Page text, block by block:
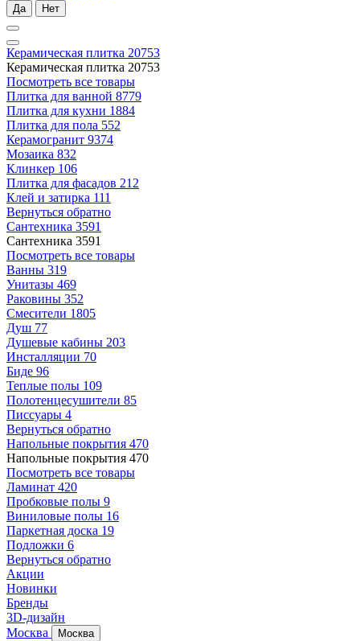
Да Нет
Керамическая плитка 20753
Керамическая плитка 20753
Посмотреть все товары
Плитка для ванной 8779
Плитка для кухни 1884
Плитка для пола 552
Керамогранит 9374
Мозаика 832
Клинкер 106
Плитка для фасадов 212
Клей и затирка 111
Вернуться обратно
Сантехника 3591
Сантехника 3591
Посмотреть все товары
Ванны 319
Унитазы 469
Раковины 352
Смесители 1805
Душ 77
Душевые кабины 203
Инсталляции 70
Биде 96
Теплые полы 109
Полотенцесушители 85
Писсуары 4
Вернуться обратно
Напольные покрытия 470
Напольные покрытия 470
Посмотреть все товары
Ламинат 420
Пробковые полы 9
Виниловые полы 16
Паркетная доска 19
Подложки 6
Вернуться обратно
Акции
Новинки
Бренды
3D-дизайн
Москва
Москва